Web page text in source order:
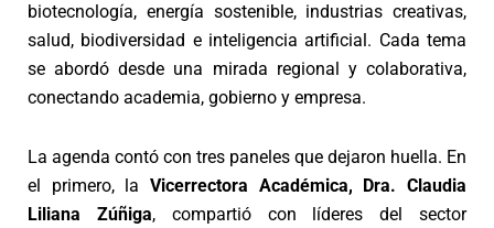
biotecnología, energía sostenible, industrias creativas,
salud, biodiversidad e inteligencia artificial. Cada tema
se abordó desde una mirada regional y colaborativa,
conectando academia, gobierno y empresa.
La agenda contó con tres paneles que dejaron huella. En
el primero, la Vicerrectora Académica, Dra. Claudia
Liliana Zúñiga, compartió con líderes del sector